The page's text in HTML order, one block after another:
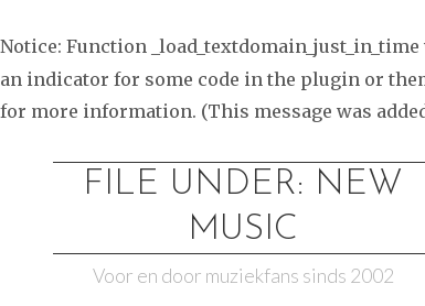
Notice: Function
an indicator for some code in the plugin or
for more information. (This message was
FILE UNDER: NEW
MUSIC
Voor en door muziekfans sinds 2002